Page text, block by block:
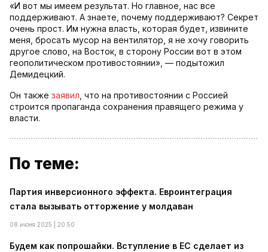
«И вот мы имеем результат. Но главное, нас все
поддерживают. А знаете, почему поддерживают? Секрет
очень прост. Им нужна власть, которая будет, извините
меня, бросать мусор на вентилятор, я не хочу говорить
другое слово, на Восток, в сторону России вот в этом
геополитическом противостоянии», — подытожил
Демидецкий.
Он также заявил , что на противостоянии с Россией
строится пропаганда сохранения правящего режима у
власти.
По теме:
Партия инверсионного эффекта. Евроинтеграция
стала вызывать отторжение у молдаван
08 июня 2025 | 20:50
Будем как попрошайки. Вступление в ЕС сделает из